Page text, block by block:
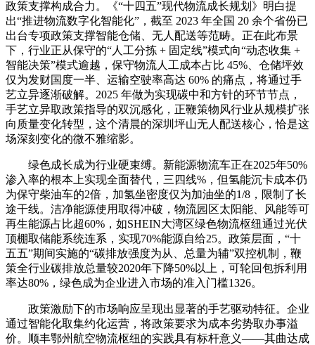
政策支撑构成合力。《“十四五”现代物流成长规划》明白提
出“推进物流数字化智能化”，截至 2023 年全国 20 余个省份已
出台专项政策支撑智能仓储、无人配送等范畴。正在此布景
下，行业正从保守的“人工分拣 + 固定线”模式向“动态收集 +
智能决策”模式逾越，保守物流人工成本占比 45%、仓储坪效
仅为发财国度一半、运输空驶率高达 60% 的痛点，将通过手
艺立异逐渐破解。2025 年做为实现碳中和方针的环节节点，
手艺立异取政策指导的双沉感化，正鞭策物风行业从规模扩张
向质量变化转型，这个清晨的深圳坪山无人配送核心，恰是这
场深刻变化的微不雅缩影。
绿色成长成为行业硬束缚。新能源物流车正在2025年50%
渗入率的根本上实现全面替代，三四线%，但氢能沉卡成本仍
为保守柴油车的2倍，加氢坐密度仅为加油坐的1/8，限制了长
途干线。洁净能源使用取得冲破，物流园区太阳能、风能等可
再生能源占比超60%，如SHEIN大湾区绿色物流枢纽通过光伏
顶棚取储能系统连系，实现70%能源自给25。政策层面，“十
五五”期间实施的“碳排放强度为从、总量为辅”双控机制，鞭
策全行业碳排放总量较2020年下降50%以上，可轮回包拆利用
率达80%，绿色成为企业进入市场的准入门槛1326。
政策激励下的市场响应呈现出显著的手艺驱动特征。企业
通过智能化取集约化运营，将政策要求为成本劣势取办事溢
价。顺丰鄂州航空物流枢纽的实践具有标杆意义——其曲达成